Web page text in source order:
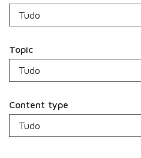
Topic
Content type